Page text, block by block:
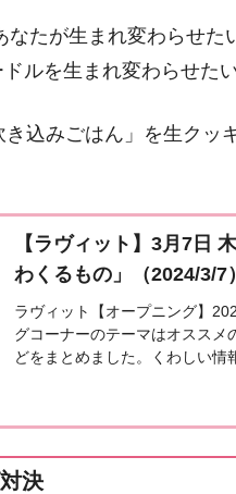
たが生まれ変わらせた
ルを生まれ変わらせた
込みごはん」を生クッ
【ラヴィット】3月7日
わくるもの」（2024/3/7）
ラヴィット【オープニング】
グコーナーのテーマはオススメ
どをまとめました。くわしい情
決